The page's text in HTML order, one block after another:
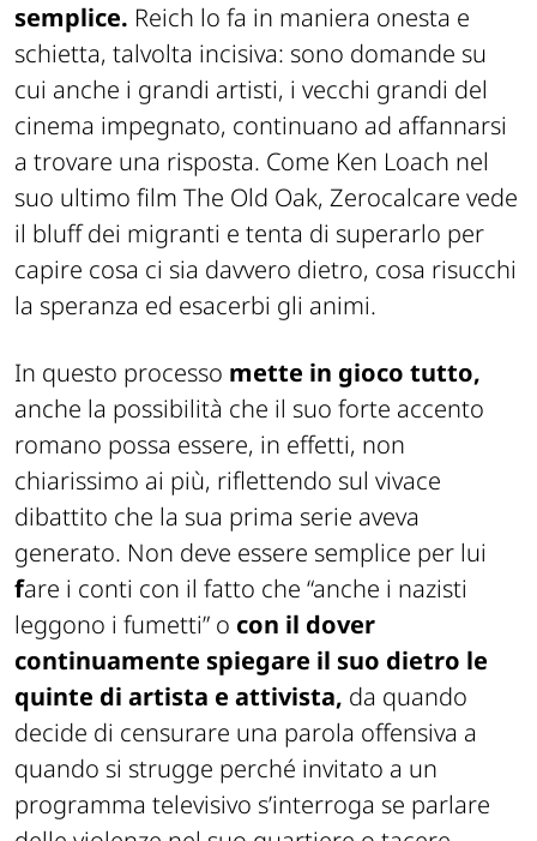
semplice. Reich lo fa in maniera onesta e
schietta, talvolta incisiva: sono domande su
cui anche i grandi artisti, i vecchi grandi del
cinema impegnato, continuano ad affannarsi
a trovare una risposta. Come Ken Loach nel
suo ultimo film The Old Oak, Zerocalcare vede
il bluff dei migranti e tenta di superarlo per
capire cosa ci sia davvero dietro, cosa risucchi
la speranza ed esacerbi gli animi.
In questo processo mette in gioco tutto,
anche la possibilità che il suo forte accento
romano possa essere, in effetti, non
chiarissimo ai più, riflettendo sul vivace
dibattito che la sua prima serie aveva
generato. Non deve essere semplice per lui
fare i conti con il fatto che “anche i nazisti
leggono i fumetti” o con il dover
continuamente spiegare il suo dietro le
quinte di artista e attivista, da quando
decide di censurare una parola offensiva a
quando si strugge perché invitato a un
programma televisivo s’interroga se parlare